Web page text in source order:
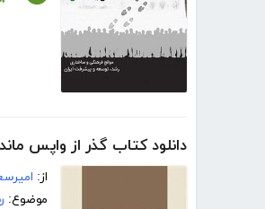
دانلود کتاب گذر از واپس
از:
موضوع: